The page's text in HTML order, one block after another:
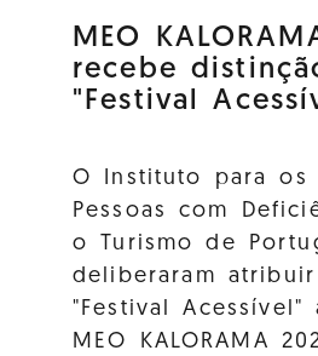
MEO
recebe
"Festival
O Instituto para os
Pessoas com
o Turismo de
deliberaram
"Festival Acessível"
MEO KALORAMA